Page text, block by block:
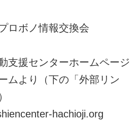
情報交換会
支援センターホームページ
ムより（下の「外部リン
hachioji.org